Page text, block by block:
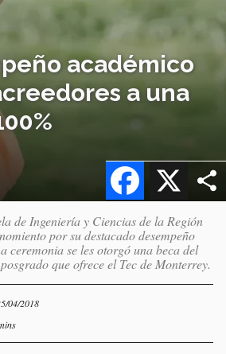
académico
a una
X
Facebook
de Ingeniería y Ciencias de la Región
por su destacado desempeño
ceremonia se les otorgó una beca del
que ofrece el Tec de Monterrey.
04/2018